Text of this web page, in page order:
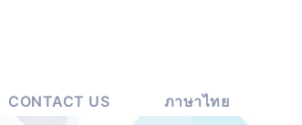
CONTACT US ภาษาไทย